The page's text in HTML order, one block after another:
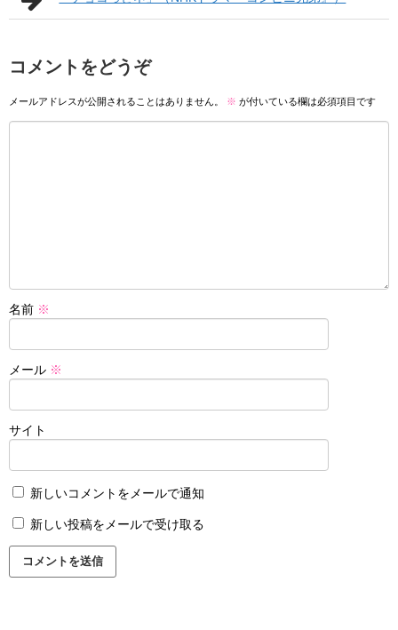
コメントをどうぞ
メールアドレスが公開されることはありません。 ※ が付いている欄は必須項目です
名前 ※
メール ※
サイト
新しいコメントをメールで通知
新しい投稿をメールで受け取る